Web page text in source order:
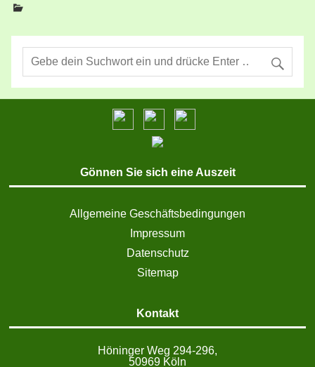
Gönnen Sie sich eine Auszeit
Allgemeine Geschäftsbedingungen
Impressum
Datenschutz
Sitemap
Kontakt
Höninger Weg 294-296,
50969 Köln